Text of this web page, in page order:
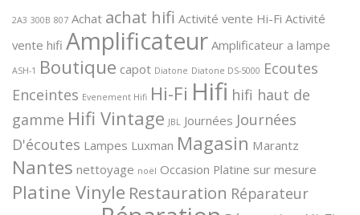
2A3 300B 807 Achat achat hifi Activité vente Hi-Fi Activité
vente hifi Amplificateur Amplificateur a lampe
ASH-1 Boutique capot Diatone Diatone DS-5000 Ecoutes
Enceintes Evenement Hifi Hi-Fi Hifi hifi haut de
gamme Hifi Vintage JBL Journées Journées
D'écoutes Lampes Luxman Magasin Marantz
Nantes nettoyage noël Occasion Platine sur mesure
Platine Vinyle Restauration Réparateur